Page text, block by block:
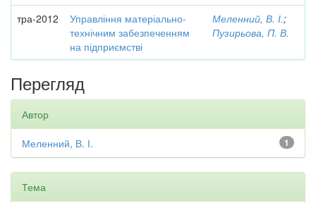
тра-2012
Управління матеріально-
технічним забезпеченням
на підприємстві
Меленний, В. І.;
Пузирьова, П. В.
Перегляд
Автор
1
Меленний, В. І.
Тема